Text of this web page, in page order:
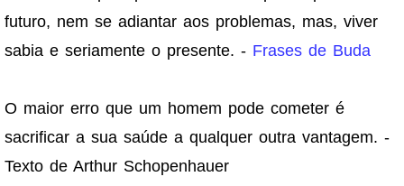
futuro, nem se adiantar aos problemas, mas, viver
sabia e seriamente o presente. - Frases de Buda
O maior erro que um homem pode cometer é
sacrificar a sua saúde a qualquer outra vantagem. -
Texto de Arthur Schopenhauer